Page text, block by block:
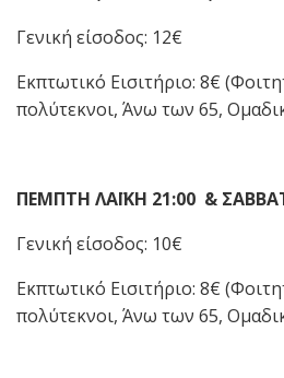
Γενική είσοδος: 12€
Εκπτωτικό Εισιτήριο: 8€
πολύτεκνοι, Άνω των 65,
ΠΕΜΠΤΗ ΛΑΪΚΗ 21:00 &
Γενική είσοδος: 10€
Εκπτωτικό Εισιτήριο: 8€
πολύτεκνοι, Άνω των 65,